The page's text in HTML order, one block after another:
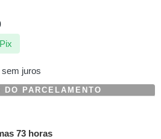
juros
DO PARCELAMENTO
73 horas